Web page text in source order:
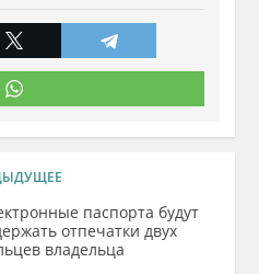
паспорта будут
отпечатки двух
владельца